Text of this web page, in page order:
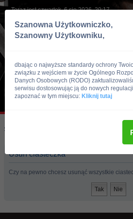
Teraz jest czwartek, 6 sie 2026, 20:17
Skocz do:
Usuń ciasteczka
Czy na pewno chcesz usunąć wszystkie
Szanowna Użytkowniczko,
Szanowny Użytkowniku,
dbając o najwyższe standardy ochrony
związku z wejściem w życie Ogólnego
Danych Osobowych (RODO)
serwisu dostosowując ją do nowych
zapoznać w tym miejscu: Kliknij tutaj